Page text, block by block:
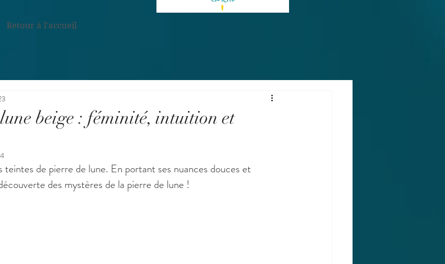
Retour à l'accueil
beige : féminité, intuition et
teintes de pierre de lune. En portant ses nuances douces et
des mystères de la pierre de lune !